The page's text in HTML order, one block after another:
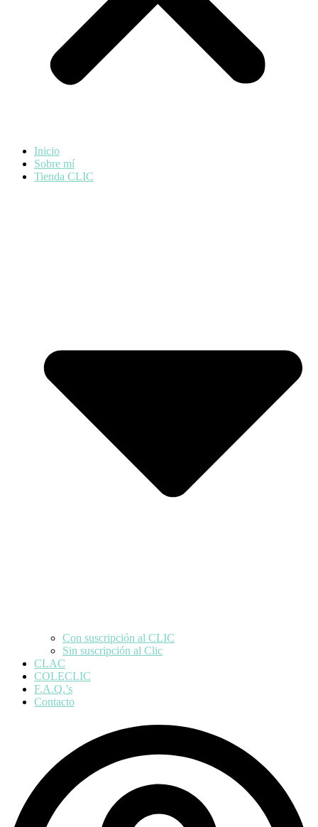
Inicio
Sobre mí
Tienda CLIC
Con suscripción al CLIC
Sin suscripción al Clic
CLAC
COLECLIC
F.A.Q.’s
Contacto